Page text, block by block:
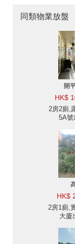
同類物業放盤
開
HK$
2房2廁,
5A號
HK$
2房1廁,
大廈